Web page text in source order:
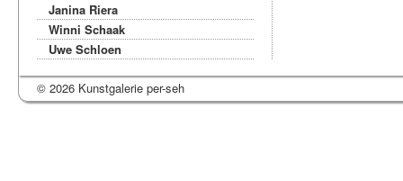
Janina Riera
Winni Schaak
Uwe Schloen
© 2026 Kunstgalerie per-seh